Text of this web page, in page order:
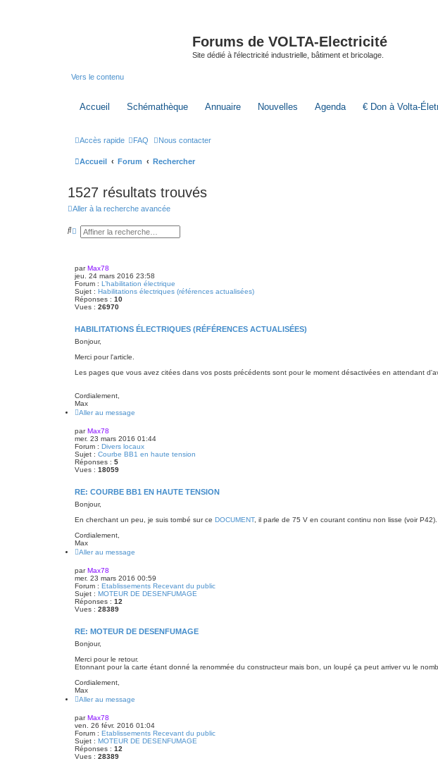
Forums de VOLTA-Electricité
Site dédié à l'électricité industrielle, bâtiment et bricolage.
Vers le contenu
Accueil Schémathèque Annuaire Nouvelles Agenda € Don à Volta-
Accès rapide FAQ Nous contacter
Accueil Forum Rechercher
1527 résultats trouvés
Aller à la recherche avancée
R
c
h
e
R
r
c
h
e
a
n
c
e
parMax78
jeu. 24 mars 2016 23:58
Forum : L’habilitation électrique
Sujet : Habilitations électriques (références actualisées)
Réponses : 10
Vues : 26970
HABILITATIONS ÉLECTRIQUES (RÉFÉRENCES ACTUALISÉES)
Bonjour,
Merci pour l'article.
Les pages que vous avez citées dans vos posts précédents sont pour le moment désactivées en attendant
Cordialement,
Max
Aller au message
parMax78
mer. 23 mars 2016 01:44
Forum : Divers locaux
Sujet : Courbe BB1 en haute tension
Réponses : 5
Vues : 18059
RE: COURBE BB1 EN HAUTE TENSION
Bonjour,
En cherchant un peu, je suis tombé sur ce DOCUMENT, il parle de 75 V en courant continu non lisse (voir P42).
Cordialement,
Max
Aller au message
parMax78
mer. 23 mars 2016 00:59
Forum : Etablissements Recevant du public
Sujet : MOTEUR DE DESENFUMAGE
Réponses : 12
Vues : 28389
RE: MOTEUR DE DESENFUMAGE
Bonjour,
Merci pour le retour.
Etonnant pour la carte étant donné la renommée du constructeur mais bon, un loupé ça peut arriver vu le
Cordialement,
Max
Aller au message
parMax78
ven. 26 févr. 2016 01:04
Forum : Etablissements Recevant du public
Sujet : MOTEUR DE DESENFUMAGE
Réponses : 12
Vues : 28389